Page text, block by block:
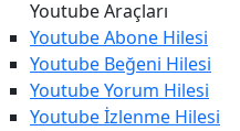
Youtube Araçları
YoutubeAbone Hilesi
Youtube Beğeni Hilesi
YoutubeYorum Hilesi
Youtubeİzlenme Hilesi